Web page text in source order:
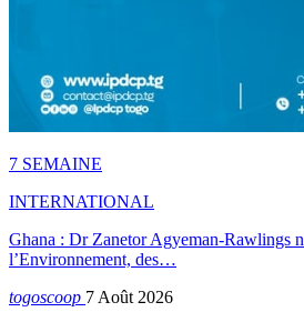
7 SEMAINE
INTERNATIONAL
Ghana : Dr Zanetor Agyeman-Rawlings
l’Environnement, des…
togoscoop 7 Août 2026